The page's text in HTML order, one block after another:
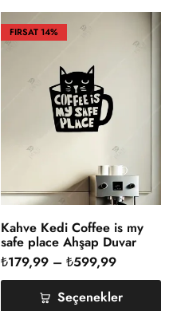
FIRSAT14%
Kahve Kedi Coffee is my
safe place Ahşap Duvar
Dekoru
₺179,99 – ₺599,99
Seçenekler